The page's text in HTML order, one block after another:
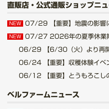
直販店・公式通販ショップニュ
NEW 07/29 【重要】地震の影響
NEW 07/27 2026年の夏季休業
06/29 【6/30（火）より再開
06/24 【重要】収穫体験イベ
06/12 【重要】とうもろこし
ベルファームニュース